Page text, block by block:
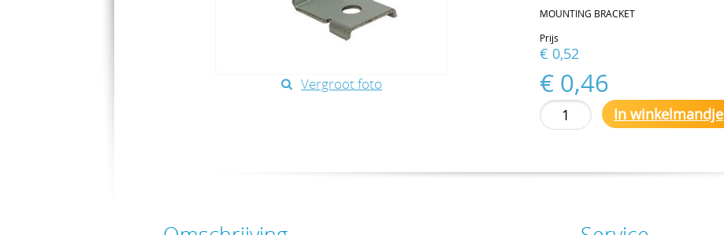
Vergroot foto
MOUNTING BRACKET
Prijs
€ 0,52
€ 0,46
In winkelmandje